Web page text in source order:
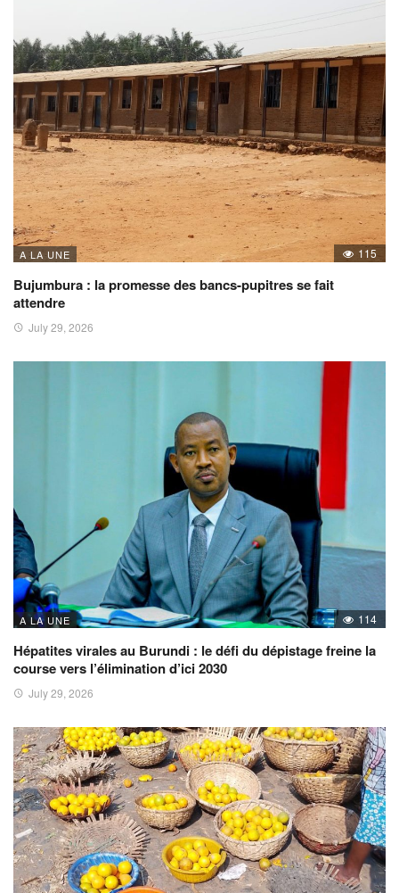
A LA UNE 115
Bujumbura : la promesse des bancs-pupitres se fait
attendre
July 29, 2026
A LA UNE 114
Hépatites virales au Burundi : le défi du dépistage freine la
course vers l’élimination d’ici 2030
July 29, 2026